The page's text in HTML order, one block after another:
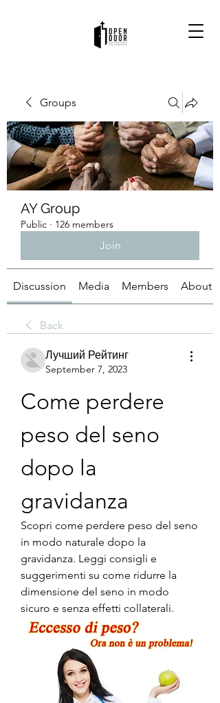
Groups
AY Group
Public · 126 members
Join
Discussion Media Members About
Back
Лучший Рейтинг
September 7, 2023
Come perdere
peso del seno
dopo la
gravidanza
Scopri come perdere peso del seno
in modo naturale dopo la
gravidanza. Leggi consigli e
suggerimenti su come ridurre la
dimensione del seno in modo
sicuro e senza effetti collaterali.